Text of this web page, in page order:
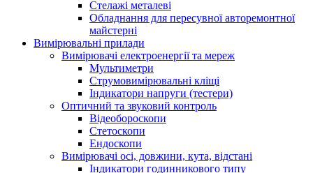
Стелажі металеві
Обладнання для пересувної авторемонтної
майстерні
Вимірювальні прилади
Вимірювачі електроенергії та мереж
Мультиметри
Струмовимірювальні кліщі
Індикатори напруги (тестери)
Оптичний та звуковий контроль
Відеобороскопи
Стетоскопи
Ендоскопи
Вимірювачі осі, довжини, кута, відстані
Індикатори годинникового типу